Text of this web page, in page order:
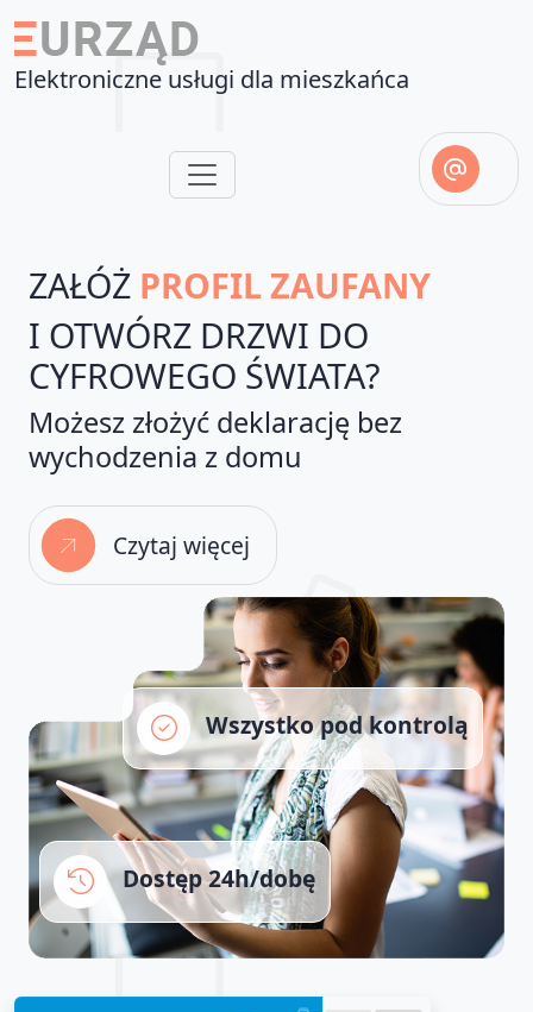
Elektroniczne usługi dla mieszkańca
ZAŁÓŻ PROFIL ZAUFANY
I OTWÓRZ DRZWI DO
CYFROWEGO ŚWIATA?
Możesz złożyć deklarację bez
wychodzenia z domu
Czytaj więcej
Dostęp 24h/dobę
Wszystko pod kontrolą